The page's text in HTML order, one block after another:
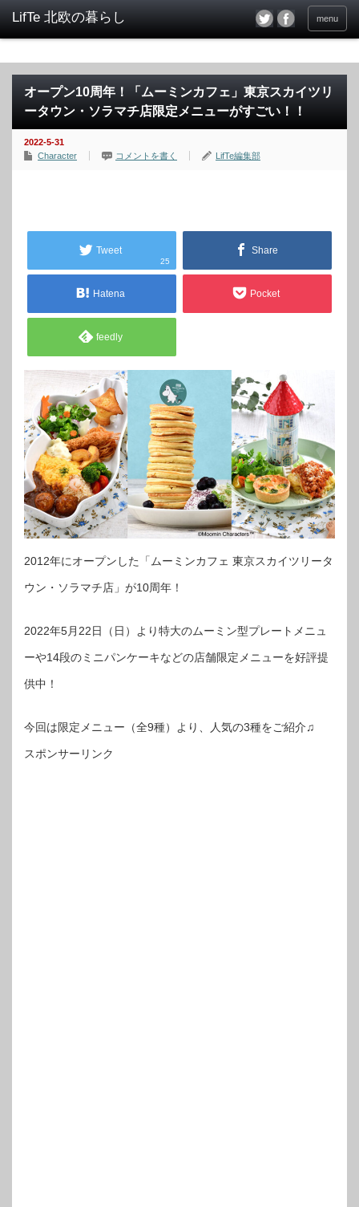
menu
オープン10周年！「ムーミンカフェ」東京スカイツリ
ータウン・ソラマチ店限定メニューがすごい！！
2022-5-31
Character
コメントを書く LifTe編集部
Tweet
25
Share
Hatena Pocket
feedly
2012年にオープンした「ムーミンカフェ 東京スカイツリータ
ウン・ソラマチ店」が10周年！
2022年5月22日（日）より特大のムーミン型プレートメニュ
ーや14段のミニパンケーキなどの店舗限定メニューを好評提
供中！
今回は限定メニュー（全9種）より、人気の3種をご紹介♫
スポンサーリンク